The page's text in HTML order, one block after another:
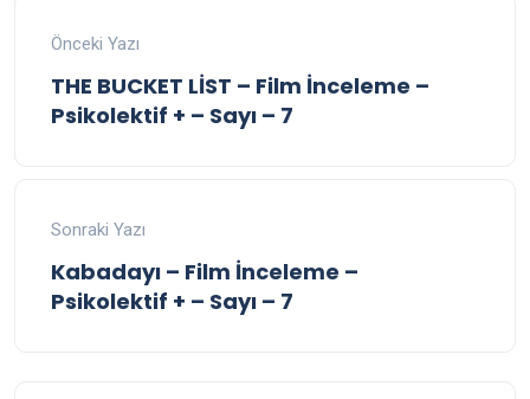
Önceki Yazı
THE BUCKET LİST – Film İnceleme –
Psikolektif + – Sayı – 7
Sonraki Yazı
Kabadayı – Film İnceleme –
Psikolektif + – Sayı – 7